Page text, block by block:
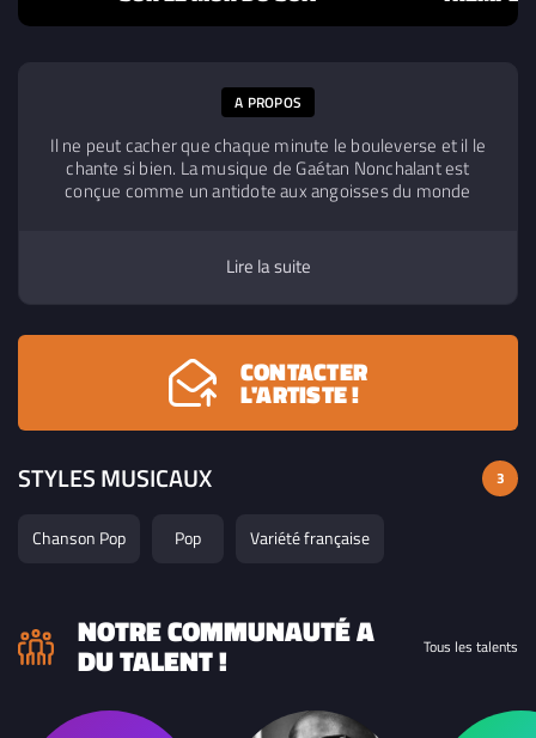
A PROPOS
Il ne peut cacher que chaque minute le bouleverse et il le
chante si bien. La musique de Gaétan Nonchalant est
conçue comme un antidote aux angoisses du monde
Philippe Katerine, Pierre Vassiliu et Louis Chedid. Sincérité
et innocence, Gaétan Nonchalant invite à prendre du
temps, du recul, afin d’essayer ensemble de toucher le but
Lire la suite
CONTACTER
L'ARTISTE !
STYLES MUSICAUX 3
Chanson Pop Pop Variété française
NOTRE COMMUNAUTÉ A
DU TALENT ! Tous les talents